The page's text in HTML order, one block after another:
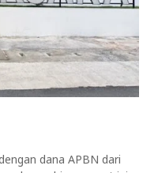
dana APBN dari